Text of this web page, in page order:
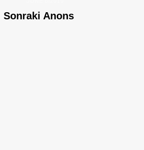
Sonraki Anons